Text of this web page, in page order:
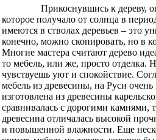
Прикоснувшись к дереву,
которое получало от солнца в
имеются в стволах деревьев – это
конечно, можно скопировать, но в
Многие мастера считают дерево
то мебель, или же, просто отделка.
чувствуешь уют и спокойствие.
мебель из древесины, на Руси
изготовлена из древесины
сравнивалась с дорогими камнями,
древесина отличалась высокой
и повышенной влажности. Еще